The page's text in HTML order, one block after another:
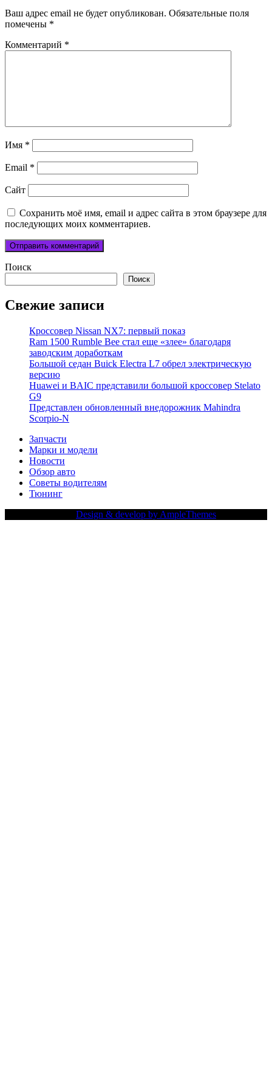
Ваш адрес email не будет опубликован. Обязательные поля
помечены *
Комментарий *
Имя *
Email *
Сайт
Сохранить моё имя, email и адрес сайта в этом браузере для
последующих моих комментариев.
Поиск
Поиск
Свежие записи
Кроссовер Nissan NX7: первый показ
Ram 1500 Rumble Bee стал еще «злее» благодаря
заводским доработкам
Большой седан Buick Electra L7 обрел электрическую
версию
Huawei и BAIC представили большой кроссовер Stelato
G9
Представлен обновленный внедорожник Mahindra
Scorpio-N
Запчасти
Марки и модели
Новости
Обзор авто
Советы водителям
Тюнинг
Design & develop by AmpleThemes